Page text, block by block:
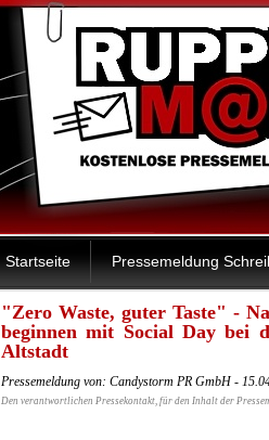
Startseite Pressemeldung
"Zero Waste, guter Taste" -
beginnen mit Social Day bei
Altstadt
Pressemeldung von: Candystorm PR GmbH -
Den verantwortlichen Pressekontakt, für den Inhalt der